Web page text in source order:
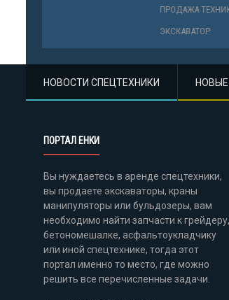
НОВОСТИ СПЕЦТЕХНИКИ
ПОРТАЛ ЕНКИ
Вы нуждаетесь в аренде спецтехники,
вы продаете экскаваторы, краны
манипуляторы или бульдозеры, вам
необходимо найти запчасти к грейдеру,
бетономешалке, асфальтоукладчику
или иной спецтехнике, тогда этот
портал именно то место, где можно
решить все перечисленные задачи.